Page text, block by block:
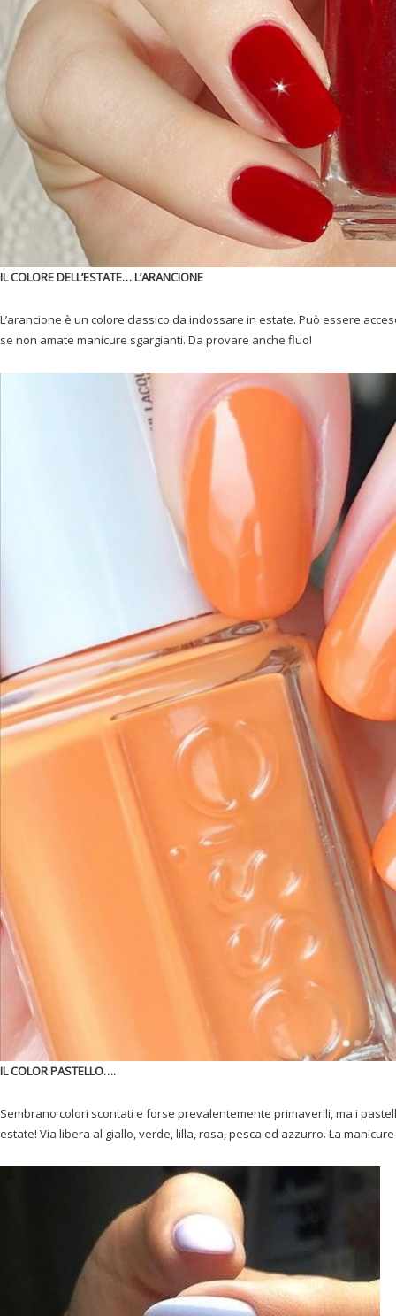
IL COLORE DELL’ESTATE… L’ARANCIONE
L’arancione è un colore classico da indossare in estate. Può essere
se non amate manicure sgargianti. Da provare anche fluo!
IL COLOR PASTELLO….
Sembrano colori scontati e forse prevalentemente primaverili, ma i
estate! Via libera al giallo, verde, lilla, rosa, pesca ed azzurro. La